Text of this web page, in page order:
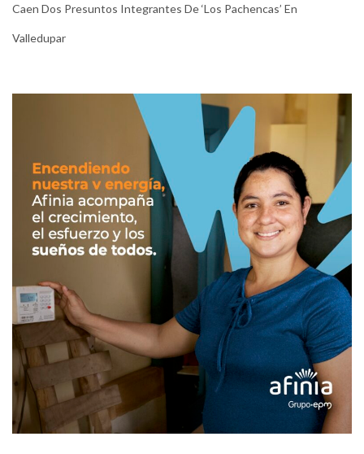
Caen Dos Presuntos Integrantes De ‘Los Pachencas’ En
Valledupar